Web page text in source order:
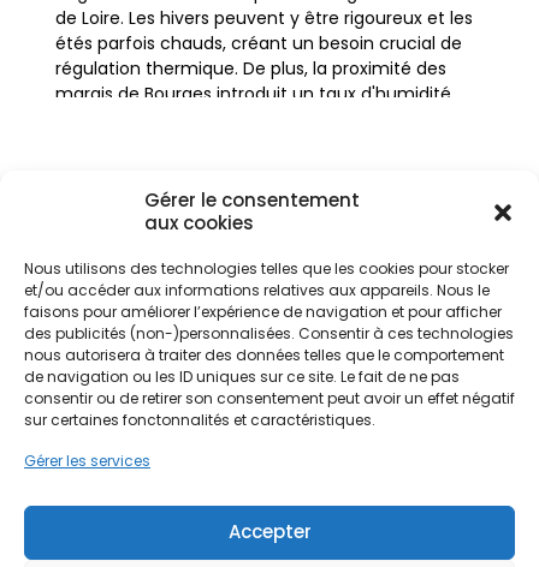
Gérer le consentement
aux cookies
Nous utilisons des technologies telles que les cookies pour stocker
et/ou accéder aux informations relatives aux appareils. Nous le
faisons pour améliorer l’expérience de navigation et pour afficher
des publicités (non-)personnalisées. Consentir à ces technologies
nous autorisera à traiter des données telles que le comportement
de navigation ou les ID uniques sur ce site. Le fait de ne pas
consentir ou de retirer son consentement peut avoir un effet négatif
sur certaines fonctonnalités et caractéristiques.
Gérer les services
Accepter
de Loire. Les hivers peuvent y être rigoureux et les
étés parfois chauds, créant un besoin crucial de
régulation thermique. De plus, la proximité des
marais de Bourges introduit un taux d'humidité
Dans ce contexte, l'isolation thermique par
priorité pour les propriétaires du Cher. Que ce soit
pour une rénovation complète d'une longère en
pierre calcaire à Marmagne ou pour la
modernisation d'un appartement en brique près
de l'Aéroport, l'objectif reste le même : stopper les
fuites de chaleur. Une isolation performante agit
comme un bouclier contre les variations de
température, assurant un confort durable tout au
long de l'année, été comme hiver, et réduisant
significativement la consommation énergétique
Ne passez pas à côté de vos
aides !
Faites vite, les budgets
MaPrimeRénov' sont annuels et
Contactez-nous maintenant
pour maximiser vos aides !